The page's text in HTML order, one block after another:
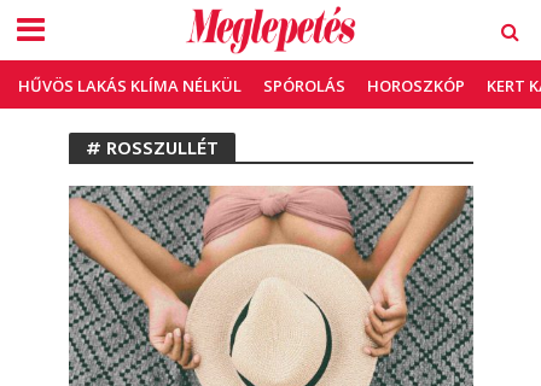
HŰVÖS LAKÁS KLÍMA NÉLKÜL SPÓROLÁS HOROSZKÓP KERT
# ROSSZULLÉT